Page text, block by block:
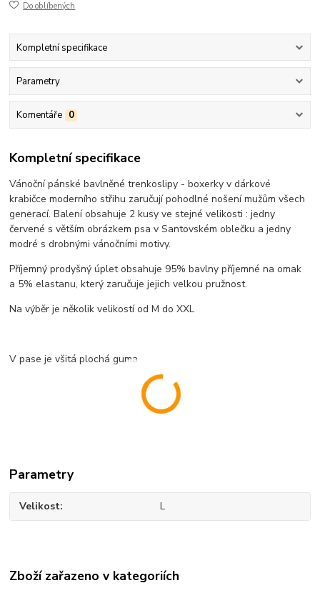
Do oblíbených
Kompletní specifikace
Parametry
Komentáře 0
Kompletní specifikace
Vánoční pánské bavlněné trenkoslipy - boxerky v dárkové
krabičce moderního střihu zaručují pohodlné nošení mužům všech
generací. Balení obsahuje 2 kusy ve stejné velikosti : jedny
červené s větším obrázkem psa v Santovském oblečku a jedny
modré s drobnými vánočními motivy.
Příjemný prodyšný úplet obsahuje 95% bavlny příjemné na omak
a 5% elastanu, který zaručuje jejich velkou pružnost.
Na výběr je několik velikostí od M do XXL
V pase je všitá plochá guma
Parametry
Velikost L
Zboží zařazeno v kategoriích